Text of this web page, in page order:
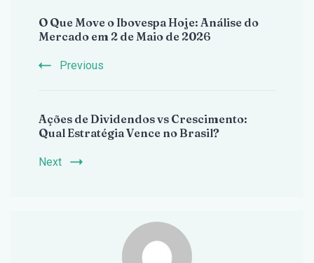
Navigation
O Que Move o Ibovespa Hoje: Análise do
Mercado em 2 de Maio de 2026
Previous
Ações de Dividendos vs Crescimento:
Qual Estratégia Vence no Brasil?
Next